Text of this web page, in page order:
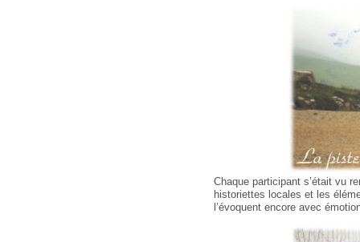
Chaque participant s’était vu
historiettes locales et les
l’évoquent encore avec